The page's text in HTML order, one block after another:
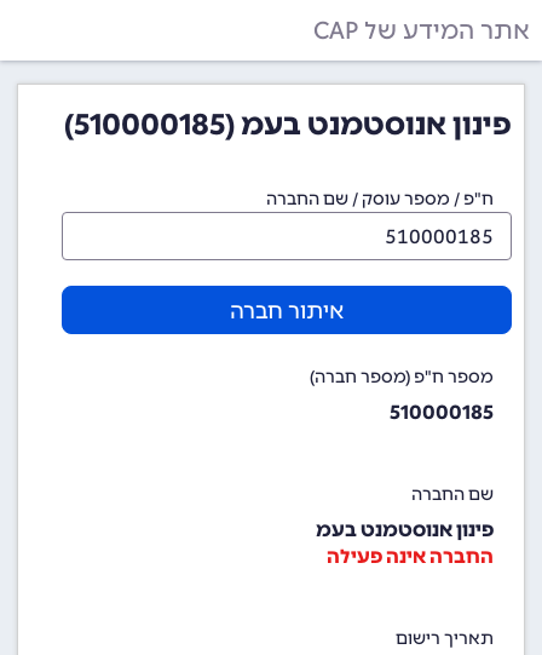
אתר המידע של CAP
פינון אנוסטמנט בעמ (510000185)
ח"פ / מספר עוסק / שם החברה
איתור חברה
מספר ח"פ (מספר חברה)
510000185
שם החברה
פינון אנוסטמנט בעמ
החברה אינה פעילה
תאריך רישום